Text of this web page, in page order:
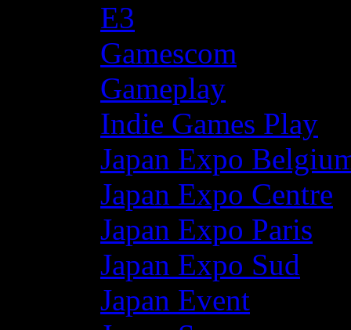
E3
Gamescom
Gameplay
Indie Games Play
Japan Expo
Japan Expo Centre
Japan Expo Paris
Japan Expo Sud
Japan Event